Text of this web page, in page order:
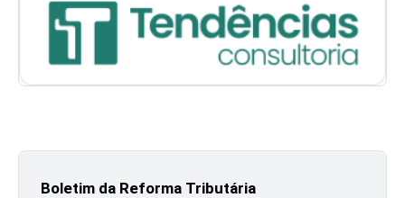
Boletim da Reforma Tributária